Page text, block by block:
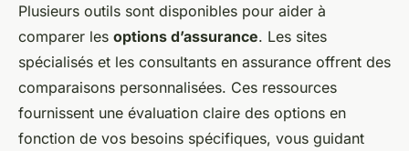
Plusieurs outils sont disponibles pour aider à
comparer les options d’assurance. Les sites
spécialisés et les consultants en assurance offrent des
comparaisons personnalisées. Ces ressources
fournissent une évaluation claire des options en
fonction de vos besoins spécifiques, vous guidant